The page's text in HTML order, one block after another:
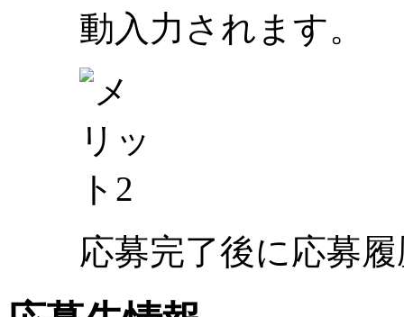
動入力されます。
応募完了後に応募